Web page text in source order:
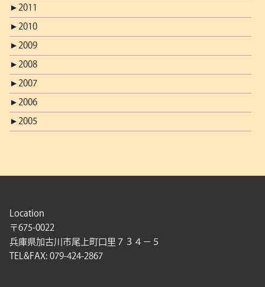
► 2011
► 2010
► 2009
► 2008
► 2007
► 2006
► 2005
Location
〒675-0022
兵庫県加古川市尾上町口里７３４－５
TEL&FAX: 079-424-2867